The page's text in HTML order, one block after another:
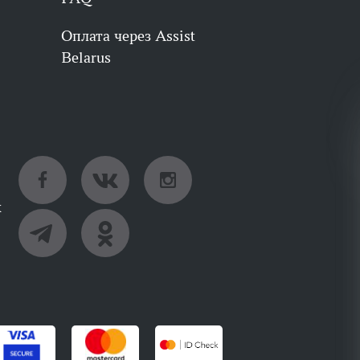
Оплата через Assist
Belarus